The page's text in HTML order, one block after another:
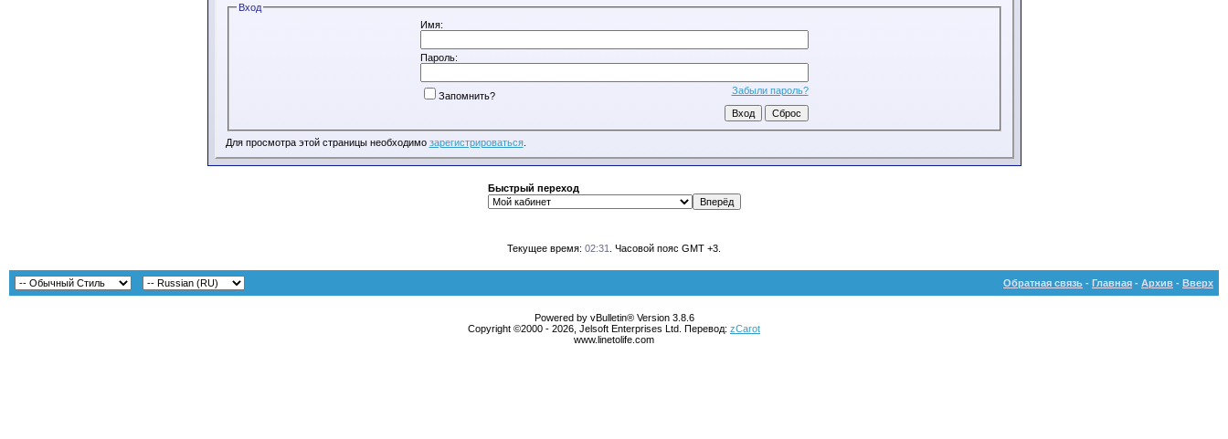
Вход
Имя:
Пароль:
Забыли пароль?
Запомнить?
Для просмотра этой страницы необходимо зарегистрироваться.
Быстрый переход
Текущее время: 02:31 . Часовой пояс GMT +3.
Обратная связь - Главная - Архив - Вверх
Powered by vBulletin® Version 3.8.6
Copyright ©2000 - 2026, Jelsoft Enterprises Ltd. Перевод: zCarot
www.linetolife.com